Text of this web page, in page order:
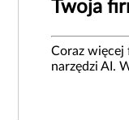
Twoja
Coraz więcej
narzędzi AI.